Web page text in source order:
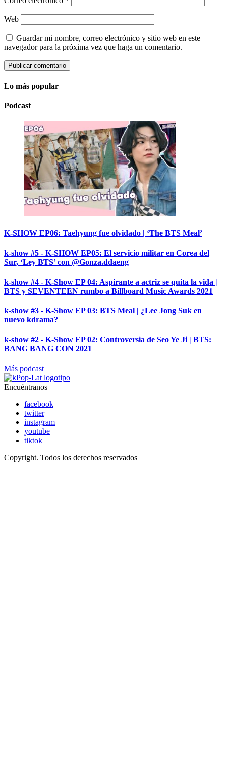
Web
Guardar mi nombre, correo electrónico y sitio web en este
navegador para la próxima vez que haga un comentario.
Lo más popular
Podcast
K-SHOW EP06: Taehyung fue olvidado | ‘The BTS Meal’
k-show #5 - K-SHOW EP05: El servicio militar en Corea del
Sur, ‘Ley BTS’ con @Gonza.ddaeng
k-show #4 - K-Show EP 04: Aspirante a actriz se quita la vida |
BTS y SEVENTEEN rumbo a Billboard Music Awards 2021
k-show #3 - K-Show EP 03: BTS Meal | ¿Lee Jong Suk en
nuevo kdrama?
k-show #2 - K-Show EP 02: Controversia de Seo Ye Ji | BTS:
BANG BANG CON 2021
Más podcast
Encuéntranos
facebook
twitter
instagram
youtube
tiktok
Copyright. Todos los derechos reservados